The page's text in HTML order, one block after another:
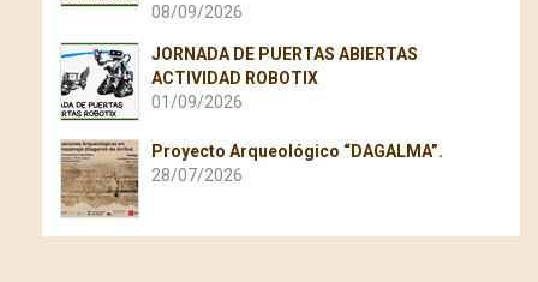
08/09/2026
JORNADA DE PUERTAS ABIERTAS
ACTIVIDAD ROBOTIX
01/09/2026
Proyecto Arqueológico “DAGALMA”.
28/07/2026